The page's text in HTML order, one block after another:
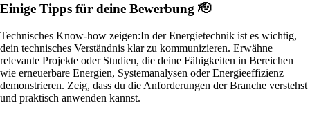
Einige Tipps für deine Bewerbung 🫡
Technisches Know-how zeigen:In der Energietechnik ist es wichtig,
dein technisches Verständnis klar zu kommunizieren. Erwähne
relevante Projekte oder Studien, die deine Fähigkeiten in Bereichen
wie erneuerbare Energien, Systemanalysen oder Energieeffizienz
demonstrieren. Zeig, dass du die Anforderungen der Branche verstehst
und praktisch anwenden kannst.